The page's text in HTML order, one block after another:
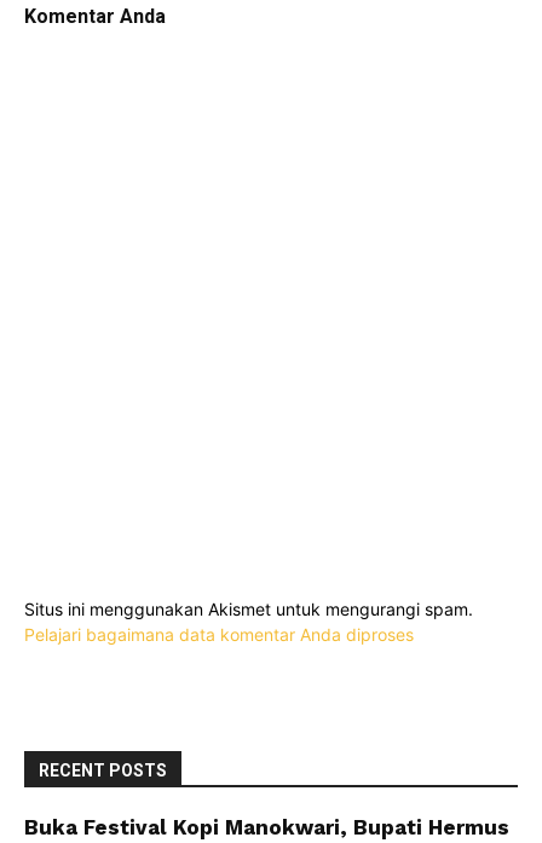
Komentar Anda
Situs ini menggunakan Akismet untuk mengurangi spam.
Pelajari bagaimana data komentar Anda diproses
RECENT POSTS
Buka Festival Kopi Manokwari, Bupati Hermus